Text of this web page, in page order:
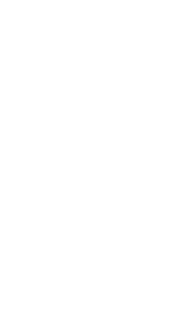
Castlerock